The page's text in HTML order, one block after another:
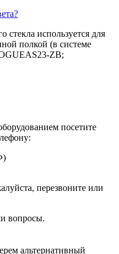
стекла используется для
полкой (в системе
ZB;
посетите
перезвоните или
вопросы.
альтернативный